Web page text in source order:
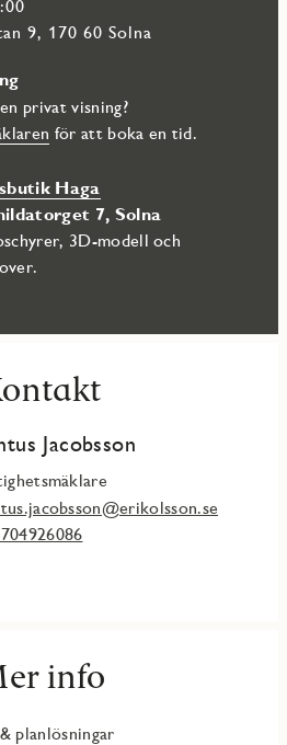
9, 170 60 Solna
privat visning?
för att boka en tid.
Haga
7, Solna
3D-modell och
Jacobsson
info
planlösningar